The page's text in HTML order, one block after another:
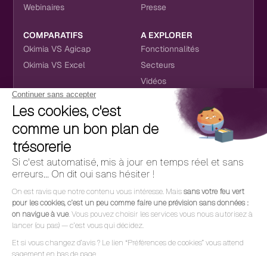
Webinaires
Presse
COMPARATIFS
Okimia VS Agicap
Okimia VS Excel
A EXPLORER
Fonctionnalités
Secteurs
Vidéos
NOUS RETROUVER
CONTACT
hello@okimia.com
01 76 50 33 88
RÉSEAUX SOCIAUX
Youtube
Instagram